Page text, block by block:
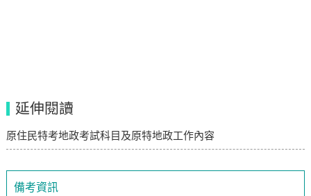
備考資訊
延伸閱讀
原住民特考地政考試科目及原特地政工作內容